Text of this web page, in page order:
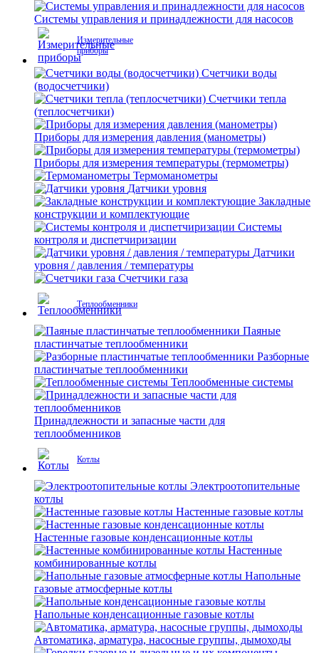
Системы управления и принадлежности для насосов
Измерительные
приборы
Счетчики воды
(водосчетчики)
Счетчики тепла
(теплосчетчики)
Приборы для измерения давления (манометры)
Приборы для измерения температуры (термометры)
Термоманометры
Датчики уровня
Закладные
конструкции и комплектующие
Системы
контроля и диспетчиризации
Датчики
уровня / давления / температуры
Счетчики газа
Теплообменники
Паяные
пластинчатые теплообменники
Разборные
пластинчатые теплообменники
Теплообменные системы
Принадлежности и запасные части для
теплообменников
Котлы
Электроотопительные
котлы
Настенные газовые котлы
Настенные газовые конденсационные котлы
Настенные
комбинированные котлы
Напольные
газовые атмосферные котлы
Напольные конденсационные газовые котлы
Автоматика, арматура, насосные группы, дымоходы